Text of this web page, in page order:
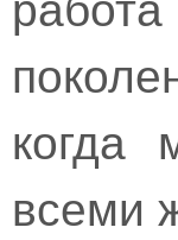
когда
всеми